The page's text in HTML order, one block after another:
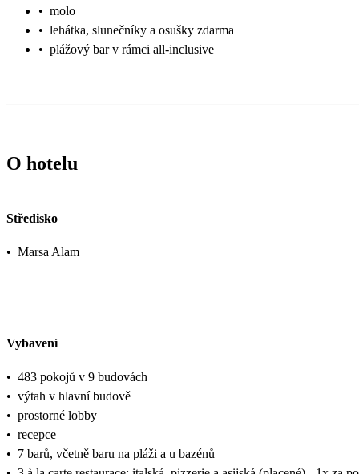
• molo
• lehátka, slunečníky a osušky zdarma
• plážový bar v rámci all-inclusive
O hotelu
Středisko
• Marsa Alam
Vybavení
• 483 pokojů v 9 budovách
• výtah v hlavní budově
• prostorné lobby
• recepce
• 7 barů, včetně baru na pláži a u bazénů